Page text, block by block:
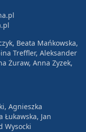
Beata Mańkowska,
Treffler, Aleksander
Żuraw, Anna Zyzek,
Agnieszka
Łukawska, Jan
Wysocki